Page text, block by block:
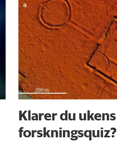
Klarer du ukens
forskningsquiz?